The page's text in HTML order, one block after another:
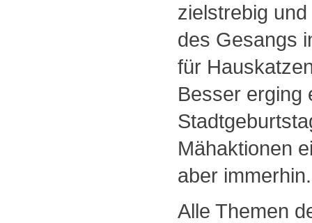
zielstrebig
des Gesangs
für
Besser erging
Mähaktionen
aber immerhin.
Alle Themen